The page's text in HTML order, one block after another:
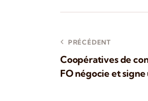
PRÉCÉDENT
Coopératives de
FO négocie et signe